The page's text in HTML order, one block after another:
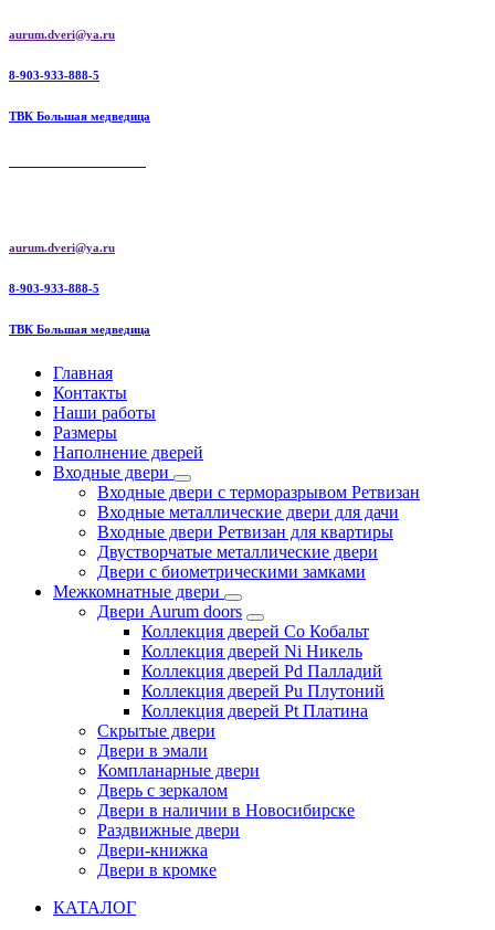
Перейти
содержимому
aurum.dveri@ya.ru
8-903-933-888-5
ТВК Большая медведица
aurum.dveri@ya.ru
8-903-933-888-5
ТВК Большая медведица
Главная
Контакты
Наши работы
Размеры
Наполнение дверей
Входные двери
Входные двери с терморазрывом Ретвизан
Входные металлические двери для дачи
Входные двери Ретвизан для квартиры
Двустворчатые металлические двери
Двери с биометрическими замками
Межкомнатные двери
Двери Aurum doors
Коллекция дверей Co Кобальт
Коллекция дверей Ni Никель
Коллекция дверей Pd Палладий
Коллекция дверей Pu Плутоний
Коллекция дверей Pt Платина
Скрытые двери
Двери в эмали
Компланарные двери
Дверь с зеркалом
Двери в наличии в Новосибирске
Раздвижные двери
Двери-книжка
Двери в кромке
КАТАЛОГ